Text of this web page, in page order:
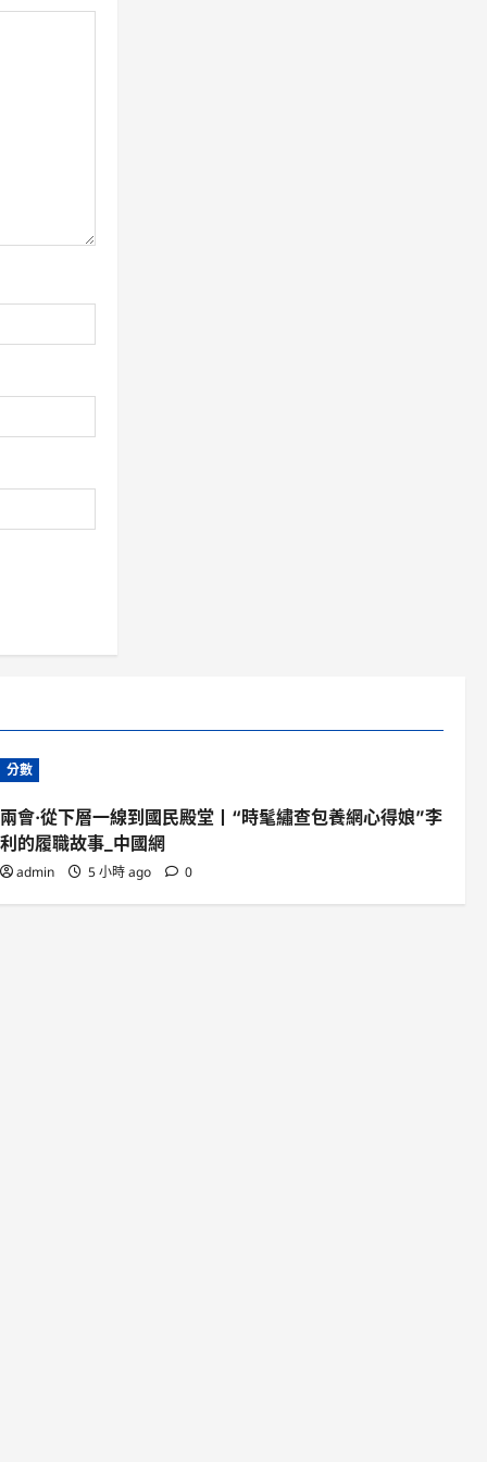
分數
兩會·從下層一線到國民殿堂丨“時髦繡查包養網心得娘”李
利的履職故事_中國網
admin 5 小時 ago 0